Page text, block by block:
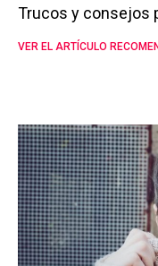
Trucos y consejos
VER EL ARTÍCULO